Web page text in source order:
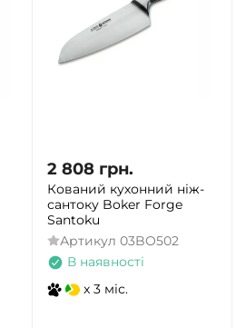
2 808 грн.
Кований кухонний ніж-
сантоку Boker Forge
Santoku
Артикул 03BO502
В наявності
x 3 міс.